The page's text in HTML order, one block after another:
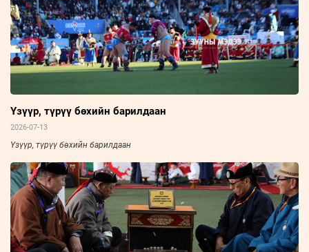
Үзүүр, түрүү бөхийн барилдаан
2026-07-13
Үзүүр, түрүү бөхийн барилдаан